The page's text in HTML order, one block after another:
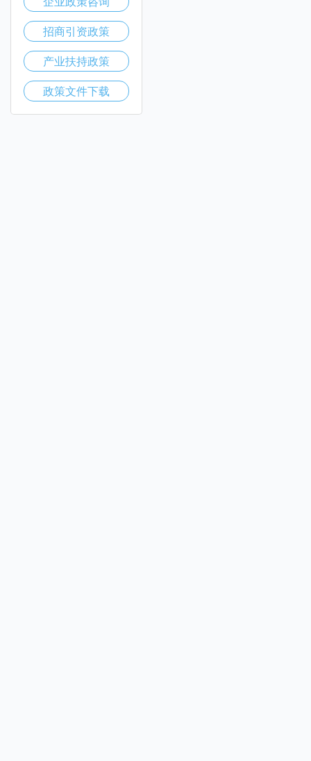
招商引资政策
产业扶持政策
政策文件下载